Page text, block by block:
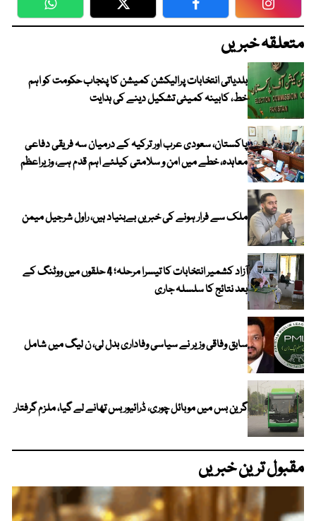
WhatsApp Twitter Facebook
متعلقہ خبریں
بلدیاتی انتخابات پرالیکشن کمیشن کا پنجاب حکومت کو اہم
خط، کابینہ کمیٹی تشکیل دینے کی ہدایت
پاکستان، سعودی عرب اور ترکیہ کے درمیان سہ فریقی دفاعی
معاہدہ، خطے میں امن و سلامتی کیلئے اہم قدم ہے، وزیراعظم
ملک سے فرار ہونے کی خبریں بےبنیاد ہیں، راول شرجیل میمن
آزاد کشمیر انتخابات کا تیسرا مرحلہ؛ 4 حلقوں میں ووٹنگ کے
بعد نتائج کا سلسلہ جاری
سابق وفاقی وزیر نے سیاسی وفاداری بدل لی، ن لیگ میں شامل
گرین بس میں موبائل چوری، ڈرائیور بس تھانے لے گیا، ملزم گرفتار
مقبول ترین خبریں